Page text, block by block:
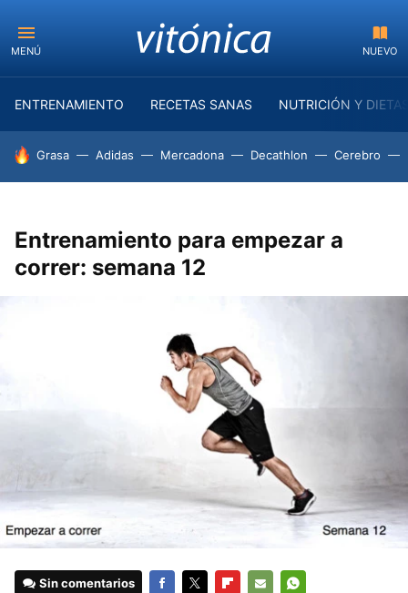
MENÚ NUEVO
ENTRENAMIENTO RECETAS SANAS NUTRICIÓN Y
HOY SE HABLA DE
Grasa Adidas Mercadona Decathlon Cerebro
Entrenamiento para empezar a
correr: semana 12
Sin comentarios